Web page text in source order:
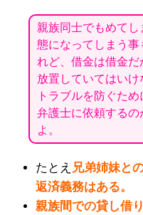
親族同士でもめて
態になってしまう事
れど、借金は借金だ
放置していてはいけ
トラブルを防ぐた
弁護士に依頼するの
よ。
たとえ 兄弟姉妹と
返済義務はある。
親族間での貸し借